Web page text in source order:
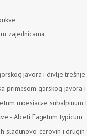
zajednicama.
javora i divlje trešnje
primesom gorskog javora
moesiacae subalpinum
- Abieti Fagetum typicum
cerovih i drugih